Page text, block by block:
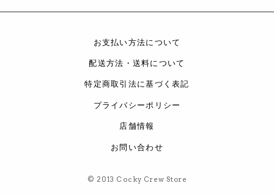
お支払い方法について
配送方法・送料について
特定商取引法に基づく表記
プライバシーポリシー
店舗情報
お問い合わせ
© 2013 Cocky Crew Store